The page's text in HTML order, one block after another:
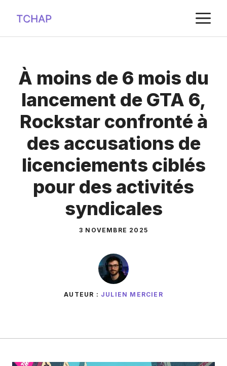
contenu
À moins de 6 mois du
lancement de GTA 6,
Rockstar confronté à
des accusations de
licenciements ciblés
pour des activités
syndicales
3 NOVEMBRE 2025
AUTEUR : JULIEN MERCIER